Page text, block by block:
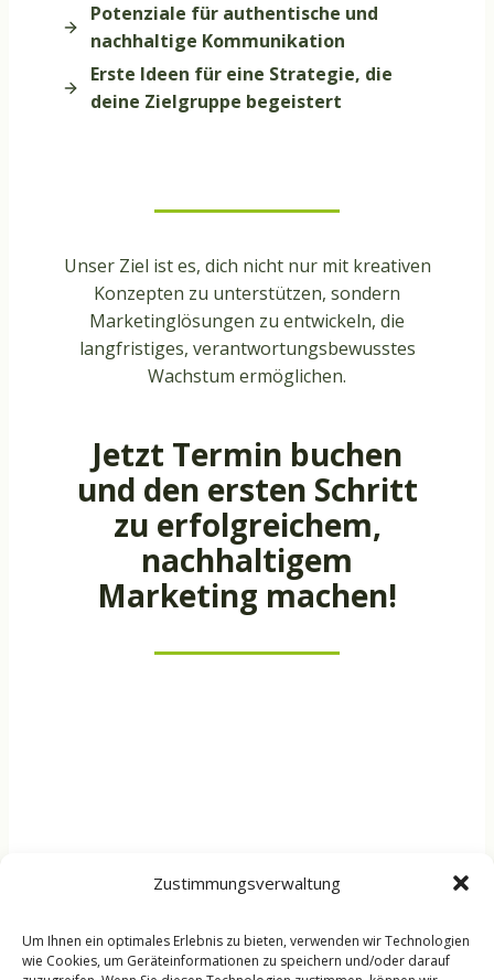
Zustimmungsverwaltung
Um Ihnen ein optimales Erlebnis zu bieten, verwenden wir Technologien
wie Cookies, um Geräteinformationen zu speichern und/oder darauf
Potenziale für authentische und
nachhaltige Kommunikation
Erste Ideen für eine Strategie, die
deine Zielgruppe begeistert
Unser Ziel ist es, dich nicht nur mit kreativen
Konzepten zu unterstützen, sondern
Marketinglösungen zu entwickeln, die
langfristiges, verantwortungsbewusstes
Wachstum ermöglichen.
Jetzt Termin buchen
und den ersten Schritt
zu erfolgreichem,
nachhaltigem
Marketing machen!